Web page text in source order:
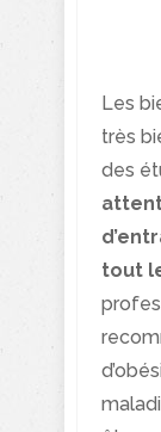
Les
très
des
tout